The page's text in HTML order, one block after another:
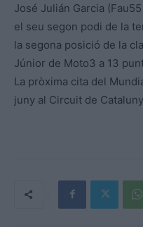
José Julián Garcia
el seu segon podi de la
la segona posició de la
Júnior de Moto3 a 13
La pròxima cita del
juny al Circuit de